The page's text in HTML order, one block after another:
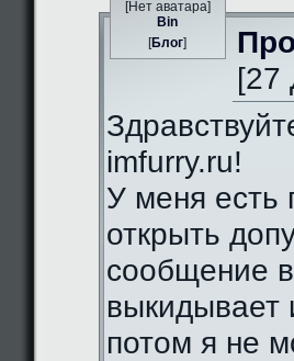
[Нет аватара]
Bin
[Блог]
[27
imfurry.ru!
У меня есть
открыть
сообщение
выкидывает
потом я не